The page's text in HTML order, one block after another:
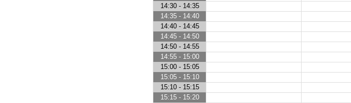
14:30 - 14:35
14:35 - 14:40
14:40 - 14:45
14:45 - 14:50
14:50 - 14:55
14:55 - 15:00
15:00 - 15:05
15:05 - 15:10
15:10 - 15:15
15:15 - 15:20